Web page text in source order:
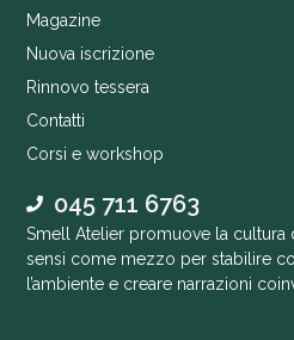
Magazine
Nuova iscrizione
Rinnovo tessera
Contatti
Corsi e workshop
045 711 6763
Smell Atelier promuove la cultura
sensi come mezzo per stabilire
l’ambiente e creare narrazioni